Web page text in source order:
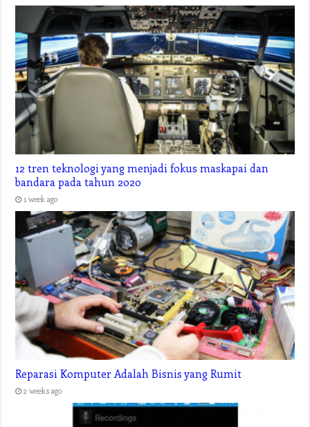
12 tren teknologi yang menjadi fokus maskapai dan
bandara pada tahun 2020
1 week ago
Reparasi Komputer Adalah Bisnis yang Rumit
2 weeks ago